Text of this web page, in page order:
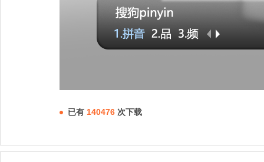
已有 140476 次下载